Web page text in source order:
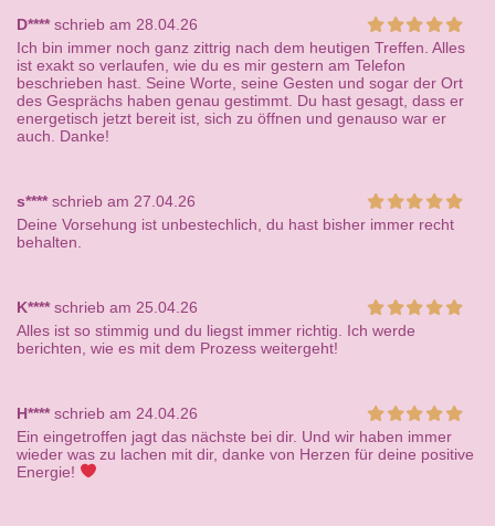
D****schrieb am 28.04.26
Ich bin immer noch ganz zittrig nach dem heutigen Treffen. Alles
ist exakt so verlaufen, wie du es mir gestern am Telefon
beschrieben hast. Seine Worte, seine Gesten und sogar der Ort
des Gesprächs haben genau gestimmt. Du hast gesagt, dass er
energetisch jetzt bereit ist, sich zu öffnen und genauso war er
auch. Danke!
s****schrieb am 27.04.26
Deine Vorsehung ist unbestechlich, du hast bisher immer recht
behalten.
K****schrieb am 25.04.26
Alles ist so stimmig und du liegst immer richtig. Ich werde
berichten, wie es mit dem Prozess weitergeht!
H****schrieb am 24.04.26
Ein eingetroffen jagt das nächste bei dir. Und wir haben immer
wieder was zu lachen mit dir, danke von Herzen für deine positive
Energie!